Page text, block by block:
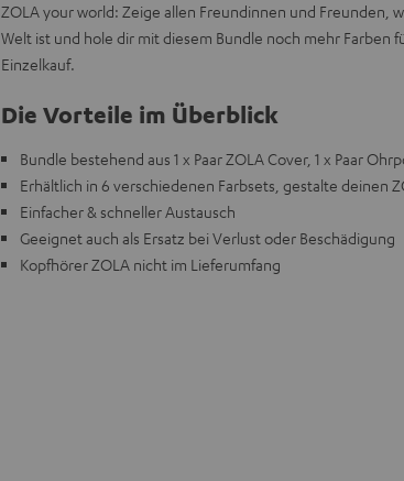
ZOLA your world: Zeige allen Freundinnen und Freunden,
Welt ist und hole dir mit diesem Bundle noch mehr Farben
Einzelkauf.
Die Vorteile im Überblick
Bundle bestehend aus 1 x Paar ZOLA Cover, 1 x Paar
Erhältlich in 6 verschiedenen Farbsets, gestalte deinen
Einfacher & schneller Austausch
Geeignet auch als Ersatz bei Verlust oder Beschädigung
Kopfhörer ZOLA nicht im Lieferumfang